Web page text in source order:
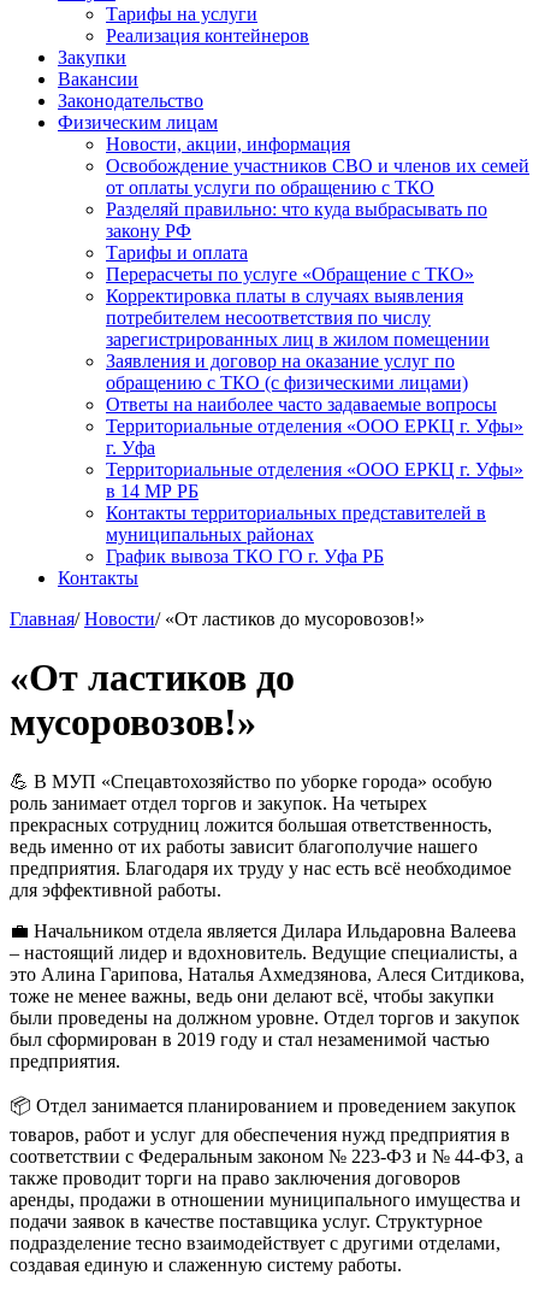
Тарифы на услуги
Реализация контейнеров
Закупки
Вакансии
Законодательство
Физическим лицам
Новости, акции, информация
Освобождение участников СВО и членов их семей
от оплаты услуги по обращению с ТКО
Разделяй правильно: что куда выбрасывать по
закону РФ
Тарифы и оплата
Перерасчеты по услуге «Обращение с ТКО»
Корректировка платы в случаях выявления
потребителем несоответствия по числу
зарегистрированных лиц в жилом помещении
Заявления и договор на оказание услуг по
обращению с ТКО (с физическими лицами)
Ответы на наиболее часто задаваемые вопросы
Территориальные отделения «ООО ЕРКЦ г. Уфы»
г. Уфа
Территориальные отделения «ООО ЕРКЦ г. Уфы»
в 14 МР РБ
Контакты территориальных представителей в
муниципальных районах
График вывоза ТКО ГО г. Уфа РБ
Контакты
Главная/ Новости/ «От ластиков до мусоровозов!»
«От ластиков до
мусоровозов!»
💪 В МУП «Спецавтохозяйство по уборке города» особую
роль занимает отдел торгов и закупок. На четырех
прекрасных сотрудниц ложится большая ответственность,
ведь именно от их работы зависит благополучие нашего
предприятия. Благодаря их труду у нас есть всё необходимое
для эффективной работы.
💼 Начальником отдела является Дилара Ильдаровна Валеева
– настоящий лидер и вдохновитель. Ведущие специалисты, а
это Алина Гарипова, Наталья Ахмедзянова, Алеся Ситдикова,
тоже не менее важны, ведь они делают всё, чтобы закупки
были проведены на должном уровне. Отдел торгов и закупок
был сформирован в 2019 году и стал незаменимой частью
предприятия.
📦 Отдел занимается планированием и проведением закупок
товаров, работ и услуг для обеспечения нужд предприятия в
соответствии с Федеральным законом № 223-ФЗ и № 44-ФЗ, а
также проводит торги на право заключения договоров
аренды, продажи в отношении муниципального имущества и
подачи заявок в качестве поставщика услуг. Структурное
подразделение тесно взаимодействует с другими отделами,
создавая единую и слаженную систему работы.